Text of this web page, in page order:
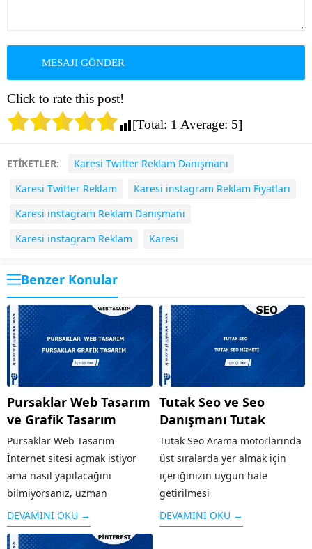
Click to rate this post!
[Total: 1 Average: 5]
ETİKETLER:
Karesi Twitter Reklam Danışmanı
Karesi Twitter Reklam
Karesi instagram Reklam Fiyatları
Karesi instagram Reklam Danışmanı
Karesi instagram Reklam
Karesi
Benzer Konular
Pursaklar Web Tasarım
ve Grafik Tasarım
Pursaklar Web Tasarım
İnternet sitesi açmak istiyor
ama nasıl yapılacağını
bilmiyorsanız, uzman
tasarımcılar tarafından kısa
sürede hazırlanacak web
tasarım hizmetinden
DEVAMINI OKU →
Tutak Seo ve Seo
Danışmanı Tutak
Tutak Seo Arama motorlarında
üst sıralarda yer almak için
içeriğinizin uygun hale
getirilmesi
çalışması SEO olarak
adlandırılır. Arama
DEVAMINI OKU →